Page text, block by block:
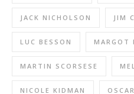
JACK NICHOLSON JIM
LUC BESSON MARGOT
MARTIN SCORSESE
NICOLE KIDMAN OSCAR